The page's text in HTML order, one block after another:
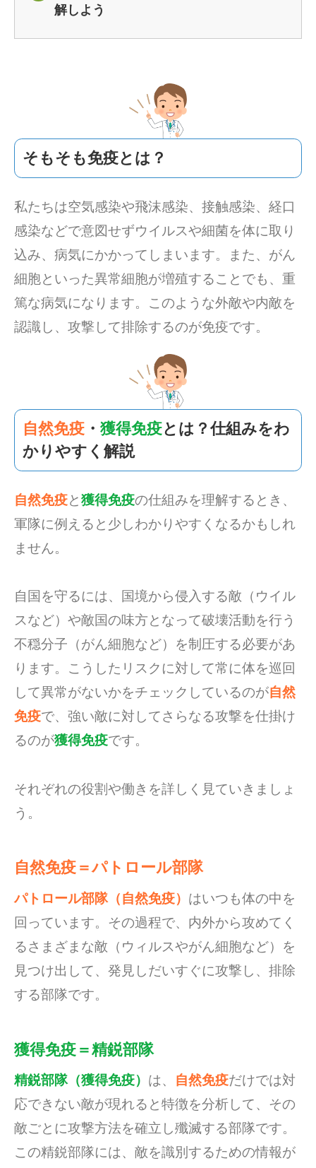
解しよう
そもそも免疫とは？
私たちは空気感染や飛沫感染、接触感染、経口
感染などで意図せずウイルスや細菌を体に取り
込み、病気にかかってしまいます。また、がん
細胞といった異常細胞が増殖することでも、重
篤な病気になります。このような外敵や内敵を
認識し、攻撃して排除するのが免疫です。
自然免疫・ 獲得免疫とは？仕組みをわ
かりやすく解説
自然免疫と獲得免疫の仕組みを理解するとき、
軍隊に例えると少しわかりやすくなるかもしれ
ません。
自国を守るには、国境から侵入する敵（ウイル
スなど）や敵国の味方となって破壊活動を行う
不穏分子（がん細胞など）を制圧する必要があ
ります。こうしたリスクに対して常に体を巡回
して異常がないかをチェックしているのが自然
免疫で、強い敵に対してさらなる攻撃を仕掛け
るのが獲得免疫です。
それぞれの役割や働きを詳しく見ていきましょ
う。
自然免疫＝パトロール部隊
パトロール部隊（自然免疫） はいつも体の中を
回っています。その過程で、内外から攻めてく
るさまざまな敵（ウィルスやがん細胞など）を
見つけ出して、発見しだいすぐに攻撃し、排除
する部隊です。
獲得免疫＝精鋭部隊
精鋭部隊（獲得免疫） は、 自然免疫だけでは対
応できない敵が現れると特徴を分析して、その
敵ごとに攻撃方法を確立し殲滅する部隊です。
この精鋭部隊には、敵を識別するための情報が